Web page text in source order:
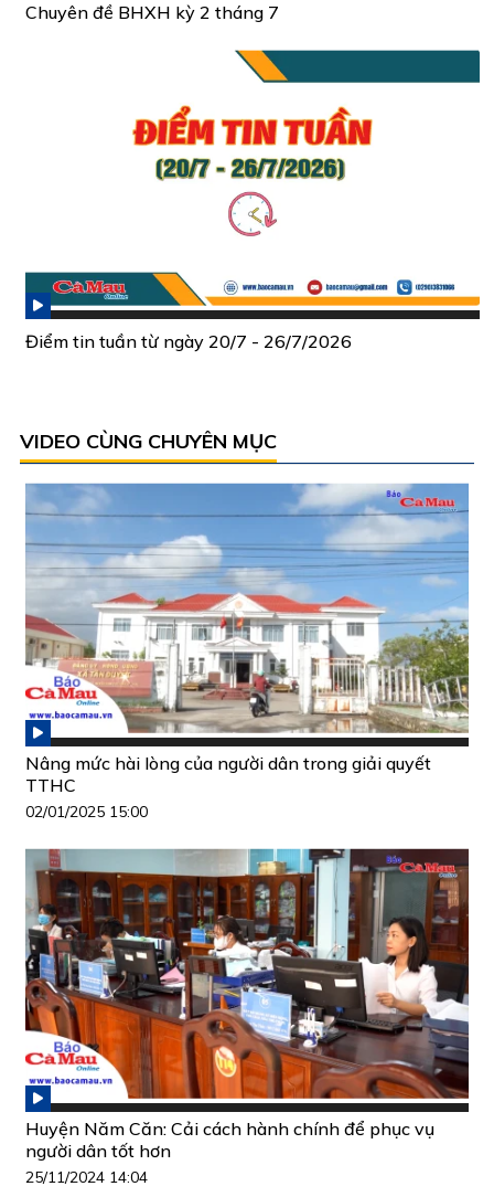
Chuyên đề BHXH kỳ 2 tháng 7
Điểm tin tuần từ ngày 20/7 - 26/7/2026
VIDEO CÙNG CHUYÊN MỤC
Nâng mức hài lòng của người dân trong giải quyết
TTHC
02/01/2025 15:00
Huyện Năm Căn: Cải cách hành chính để phục vụ
người dân tốt hơn
25/11/2024 14:04